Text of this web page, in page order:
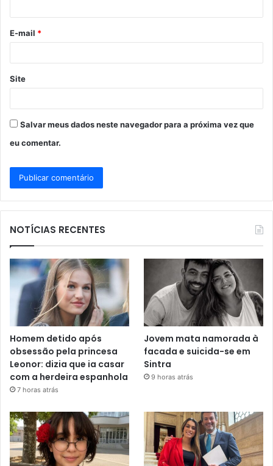
*
E-mail *
Site
Salvar meus dados neste navegador para a próxima vez que
eu comentar.
NOTÍCIAS RECENTES
Homem detido após
obsessão pela princesa
Leonor: dizia que ia casar
com a herdeira espanhola
7 horas atrás
Jovem mata namorada à
facada e suicida-se em
Sintra
9 horas atrás